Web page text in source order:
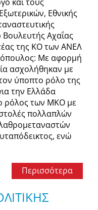
Εθνικής
Βουλευτής Αχαΐας
της ΚΟ των ΑΝΕΛ
Mε αφορμή
ασχολήθηκαν με
ύποπτο ρόλο της
την Ελλάδα
ρόλος των ΜΚΟ με
πολλαπλών
ενώ
Περισσότερα